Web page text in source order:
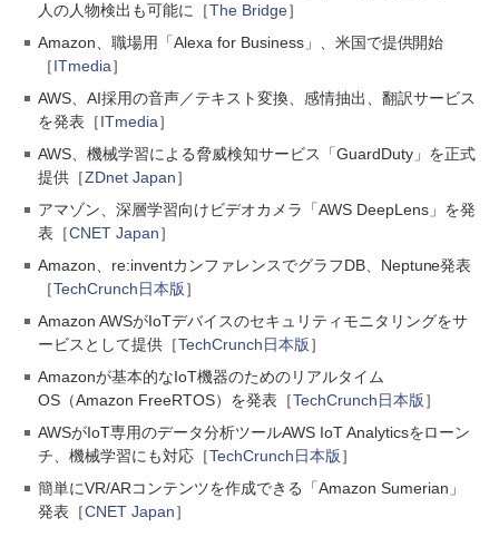
人の人物検出も可能に［The Bridge］
Amazon、職場用「Alexa for Business」、米国で提供開始
［ITmedia］
AWS、AI採用の音声／テキスト変換、感情抽出、翻訳サービス
を発表［ITmedia］
AWS、機械学習による脅威検知サービス「GuardDuty」を正式
提供［ZDnet Japan］
アマゾン、深層学習向けビデオカメラ「AWS DeepLens」を発
表［CNET Japan］
Amazon、re:inventカンファレンスでグラフDB、Neptune発表
［TechCrunch日本版］
Amazon AWSがIoTデバイスのセキュリティモニタリングをサ
ービスとして提供［TechCrunch日本版］
Amazonが基本的なIoT機器のためのリアルタイム
OS（Amazon FreeRTOS）を発表［TechCrunch日本版］
AWSがIoT専用のデータ分析ツールAWS IoT Analyticsをローン
チ、機械学習にも対応［TechCrunch日本版］
簡単にVR/ARコンテンツを作成できる「Amazon Sumerian」
発表［CNET Japan］